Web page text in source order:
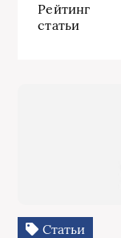
Рейтинг
статьи
Статьи